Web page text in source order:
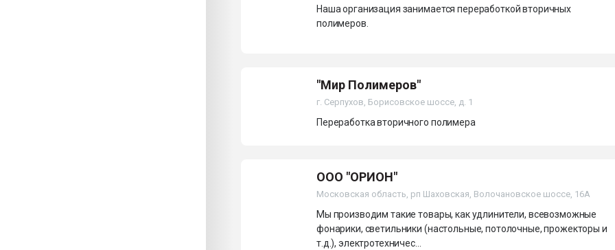
"Мир Полимеров"
г. Серпухов, Борисовское шоссе, д. 1
Переработка вторичного полимера
Наша организация занимается переработкой вторичных
полимеров.
ООО "ОРИОН"
Московская область, рп Шаховская, Волочановское шоссе, 16А
Мы производим такие товары, как удлинители, всевозможные
фонарики, светильники (настольные, потолочные, прожекторы и
т.д.), электротехничес...